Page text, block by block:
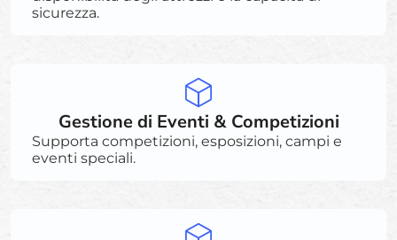
sicurezza.
Gestione di Eventi & Competizioni
Supporta competizioni, esposizioni, campi e
eventi speciali.